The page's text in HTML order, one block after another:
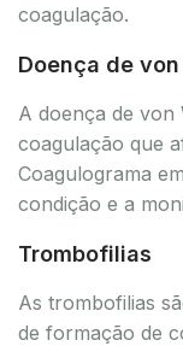
coagulação.
Doença de
A doença de von
coagulação que
Coagulograma
condição e a
Trombofilias
As trombofilias
de formação de